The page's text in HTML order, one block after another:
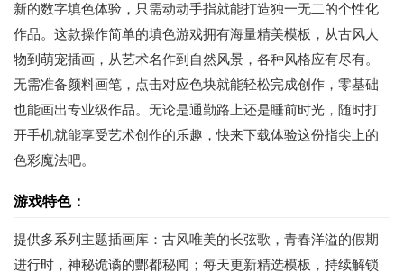
新的数字填色体验，只需动动手指就能打造独一无二的个性化
作品。这款操作简单的填色游戏拥有海量精美模板，从古风人
物到萌宠插画，从艺术名作到自然风景，各种风格应有尽有。
无需准备颜料画笔，点击对应色块就能轻松完成创作，零基础
也能画出专业级作品。无论是通勤路上还是睡前时光，随时打
开手机就能享受艺术创作的乐趣，快来下载体验这份指尖上的
色彩魔法吧。
游戏特色：
提供多系列主题插画库：古风唯美的长弦歌，青春洋溢的假期
进行时，神秘诡谲的酆都秘闻；每天更新精选模板，持续解锁